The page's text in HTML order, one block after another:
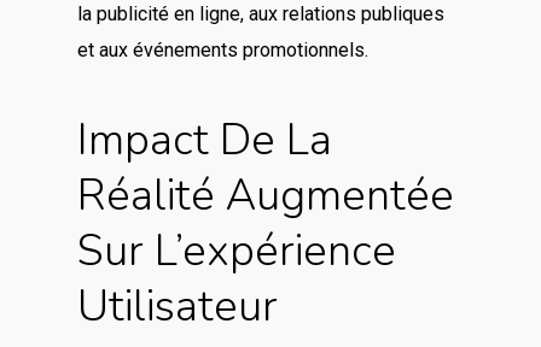
la publicité en ligne, aux relations publiques
et aux événements promotionnels.
Impact De La
Réalité Augmentée
Sur L’expérience
Utilisateur